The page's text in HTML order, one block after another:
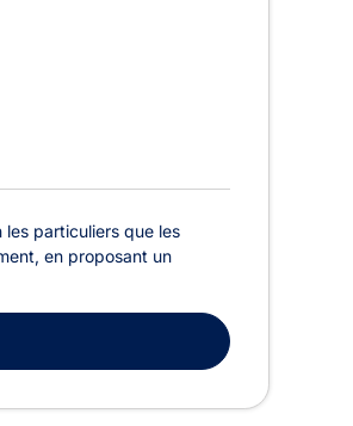
particuliers que les
en proposant un